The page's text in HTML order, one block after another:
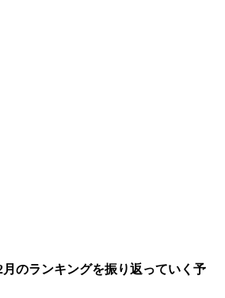
のランキングを振り返っていく予